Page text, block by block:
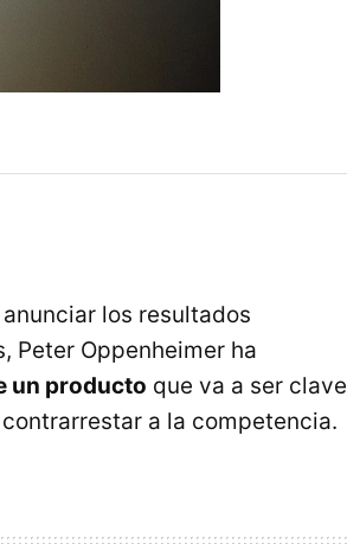
los resultados
Peter Oppenheimer ha
un producto que va a ser clave
a la competencia.